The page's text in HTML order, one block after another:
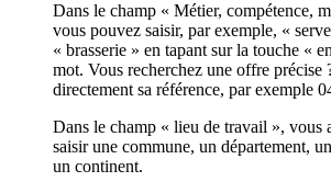
Dans le champ « Métier, compétence,
vous pouvez saisir, par exemple, «
« brasserie » en tapant sur la touche «
mot. Vous recherchez une offre précise
directement sa référence, par exemple
Dans le champ « lieu de travail », vous
saisir une commune, un département,
un continent.